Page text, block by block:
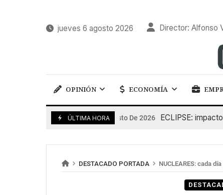
jueves 6 agosto 2026 Director: Alfonso
OPINIÓN ECONOMÍA
ÚLTIMA HORA
6 De Agosto De 2026 ECLIPSE: impacto
DESTACADO PORTADA NUCLEARES: cada